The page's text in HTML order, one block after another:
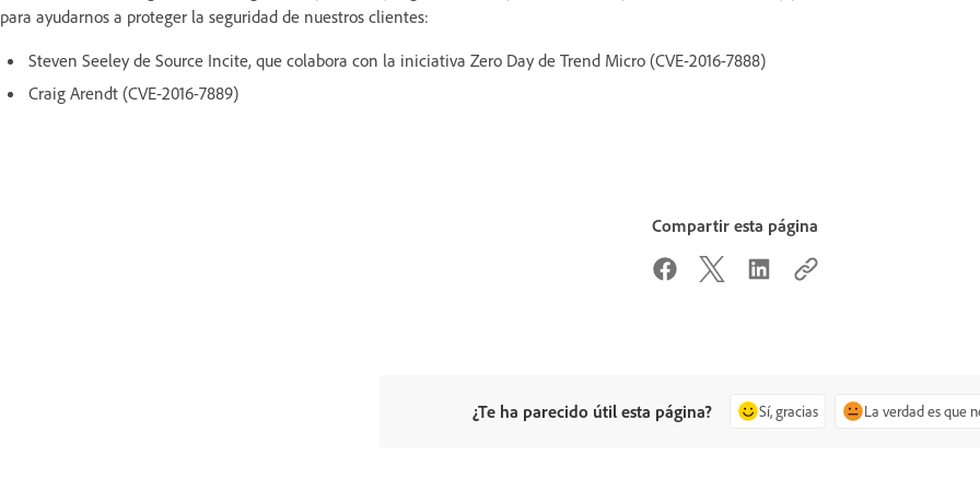
para ayudarnos a proteger la seguridad de nuestros clientes:
Steven Seeley de Source Incite, que colabora con la iniciativa Zero Day de Trend Micro (CVE-2016-7888)
Craig Arendt (CVE-2016-7889)
Compartir esta página
¿Te ha parecido útil esta página? Sí, gracias La verdad es que